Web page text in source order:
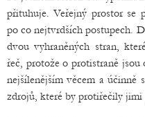
přituhuje. Veřejný prostor se
po co nejtvrdších postupech.
dvou vyhraněných stran,
řeč, protože o protistraně
nejšílenějším věcem a účinně
zdrojů, které by protiřečily jimi